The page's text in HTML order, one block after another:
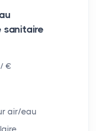
sanitaire
€
air/eau